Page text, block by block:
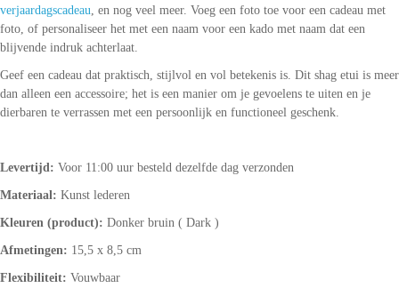
verjaardagscadeau, en nog veel meer. Voeg een foto toe voor een cadeau met
foto, of personaliseer het met een naam voor een kado met naam dat een
blijvende indruk achterlaat.
Geef een cadeau dat praktisch, stijlvol en vol betekenis is. Dit shag etui is meer
dan alleen een accessoire; het is een manier om je gevoelens te uiten en je
dierbaren te verrassen met een persoonlijk en functioneel geschenk.
Levertijd: Voor 11:00 uur besteld dezelfde dag verzonden
Materiaal: Kunst lederen
Kleuren (product): Donker bruin ( Dark )
Afmetingen: 15,5 x 8,5 cm
Flexibiliteit: Vouwbaar